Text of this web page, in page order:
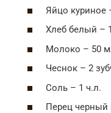
Яйцо куриное
Хлеб белый –
Молоко – 50
Чеснок – 2
Соль – 1 ч.л.
Перец